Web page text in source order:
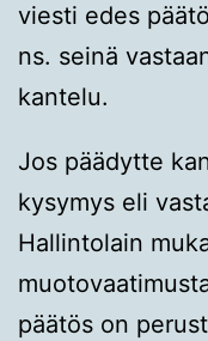
viesti edes
ns. seinä
kantelu.
Jos päädytte
kysymys eli
Hallintolain
päätös on